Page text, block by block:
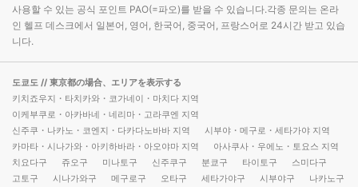
사용할 수 있는 공식 포인트 PAO(=파오)를 받을 수 있습니다.각종 문의는 온라
인 헬프 데스크에서 일본어, 영어, 한국어, 중국어, 프랑스어로 24시간 받고 있습
니다.
도쿄도 // 東京都の場合、エリアを表示する
키치죠우지・타치카와・코가네이・마치다 지역
이케부쿠로・아카바네・네리마・고라쿠엔 지역
신주쿠・나카노・코엔지・다카다노바바 지역
시부야・메구로・세타가야 지역
카마타・시나가와・아키하바라・아오야마 지역
아사쿠사・우에노・토요스 지역
치요다구
쥬오구 미나토구 신주쿠구 분쿄구 타이토구
스미다구
고토구
시나가와구 메구로구 오타구 세타가야구 시부야구
나카노구